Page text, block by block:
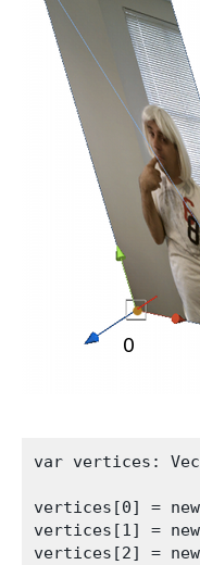
var vertices:
vertices[0] =
vertices[1] =
vertices[2] =